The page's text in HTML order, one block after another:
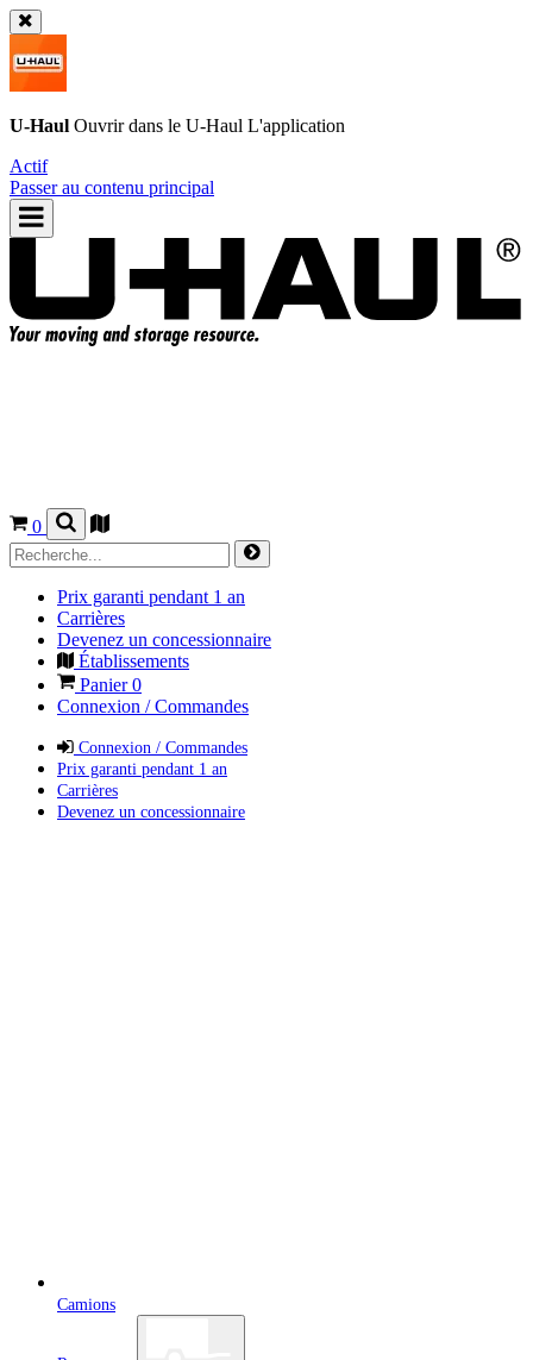
U-Haul Ouvrir dans le U-Haul L'application
Actif
Passer au contenu principal
0
Prix garanti pendant 1 an
Carrières
Devenez un concessionnaire
Établissements
Panier0
Connexion / Commandes
Connexion / Commandes
Prix garanti pendant 1 an
Carrières
Devenez un concessionnaire
Camions